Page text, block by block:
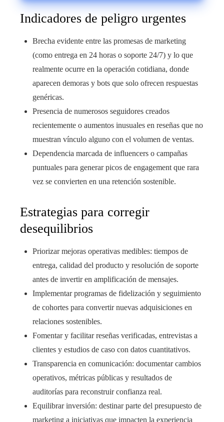
Indicadores de peligro urgentes
Brecha evidente entre las promesas de marketing
(como entrega en 24 horas o soporte 24/7) y lo que
realmente ocurre en la operación cotidiana, donde
aparecen demoras y bots que solo ofrecen respuestas
genéricas.
Presencia de numerosos seguidores creados
recientemente o aumentos inusuales en reseñas que no
muestran vínculo alguno con el volumen de ventas.
Dependencia marcada de influencers o campañas
puntuales para generar picos de engagement que rara
vez se convierten en una retención sostenible.
Estrategias para corregir
desequilibrios
Priorizar mejoras operativas medibles: tiempos de
entrega, calidad del producto y resolución de soporte
antes de invertir en amplificación de mensajes.
Implementar programas de fidelización y seguimiento
de cohortes para convertir nuevas adquisiciones en
relaciones sostenibles.
Fomentar y facilitar reseñas verificadas, entrevistas a
clientes y estudios de caso con datos cuantitativos.
Transparencia en comunicación: documentar cambios
operativos, métricas públicas y resultados de
auditorías para reconstruir confianza real.
Equilibrar inversión: destinar parte del presupuesto de
marketing a iniciativas que impacten la experiencia